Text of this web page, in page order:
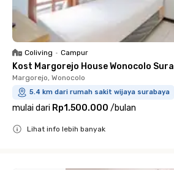
Coliving • Campur
Kost Margorejo House Wonocolo
Margorejo, Wonocolo
5.4 km dari rumah sakit wijaya surabaya
mulai dari Rp1.500.000 /bulan
Lihat info lebih banyak